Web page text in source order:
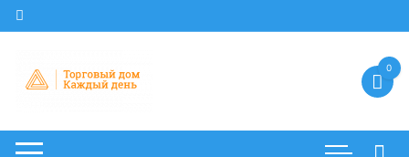
Перейти
к
0